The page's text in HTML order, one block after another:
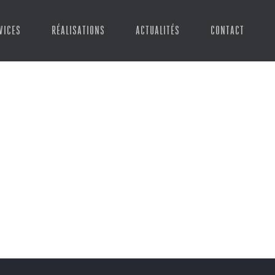
RÉALISATIONS ACTUALITÉS CONTACT